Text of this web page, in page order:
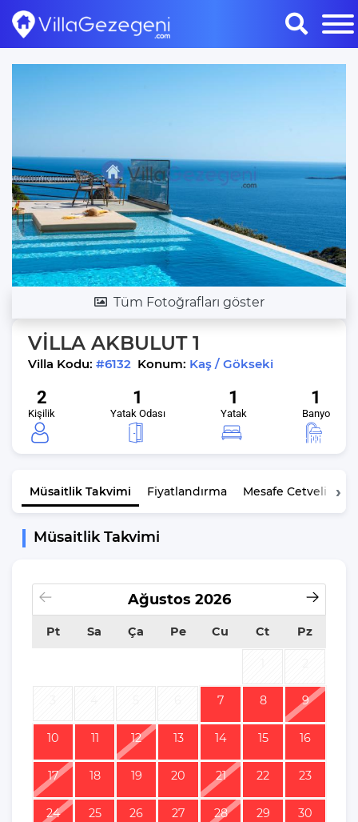
Tüm Fotoğrafları göster
VİLLA AKBULUT 1
Villa Kodu: #6132 Konum: Kaş / Gökseki
2
Kişilik
1
Yatak Odası
1
Yatak
1
Banyo
Müsaitlik Takvimi Fiyatlandırma Mesafe Cetveli
Müsaitlik Takvimi
Ağustos 2026
Pt Sa Ça Pe Cu Ct Pz
7 8 9
10 11 12 13 14 15 16
17 18 19 20 21 22 23
24 25 26 27 28 29 30